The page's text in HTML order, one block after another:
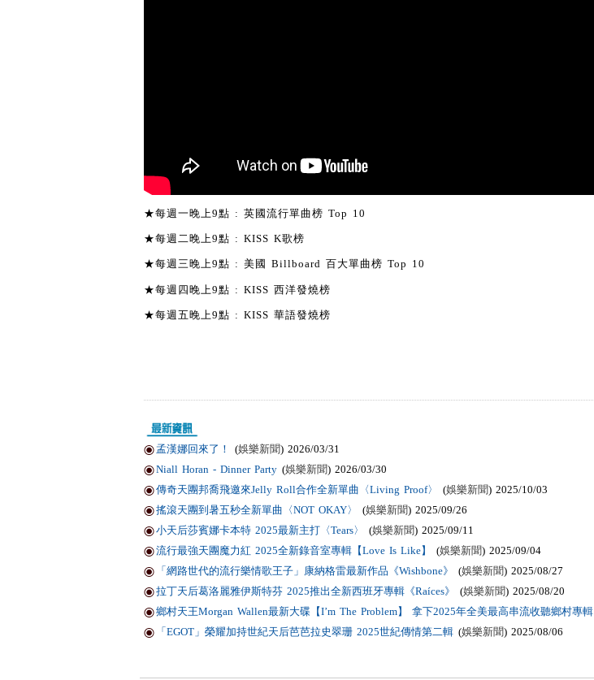
★每週一晚上9點 : 英國流行單曲榜 Top 10
★每週二晚上9點 : KISS K歌榜
★每週三晚上9點 : 美國 Billboard 百大單曲榜 Top 10
★每週四晚上9點 : KISS 西洋發燒榜
★每週五晚上9點 : KISS 華語發燒榜
孟漢娜回來了！ (娛樂新聞) 2026/03/31
Niall Horan - Dinner Party (娛樂新聞) 2026/03/30
傳奇天團邦喬飛邀來Jelly Roll合作全新單曲〈Living Proof〉
(娛樂新聞) 2025/10/03
搖滾天團到暑五秒全新單曲〈NOT OKAY〉
(娛樂新聞) 2025/09/26
小天后莎賓娜卡本特 2025最新主打〈Tears〉
(娛樂新聞) 2025/09/11
流行最強天團魔力紅 2025全新錄音室專輯【Love Is Like】
(娛樂新聞) 2025/09/04
「網路世代的流行樂情歌王子」康納格雷最新作品《Wishbone》
(娛樂新聞) 2025/08/27
拉丁天后葛洛麗雅伊斯特芬 2025推出全新西班牙專輯《Raíces》
(娛樂新聞) 2025/08/20
鄉村天王Morgan Wallen最新大碟【I’m The Problem】 拿下2025年全美最高串流收聽鄉村專輯
「EGOT」榮耀加持世紀天后芭芭拉史翠珊 2025世紀傳情第二輯 (娛樂新聞) 2025/08/06